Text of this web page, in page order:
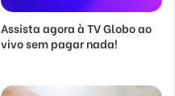
Assista agora à TV Globo ao
vivo sem pagar nada!